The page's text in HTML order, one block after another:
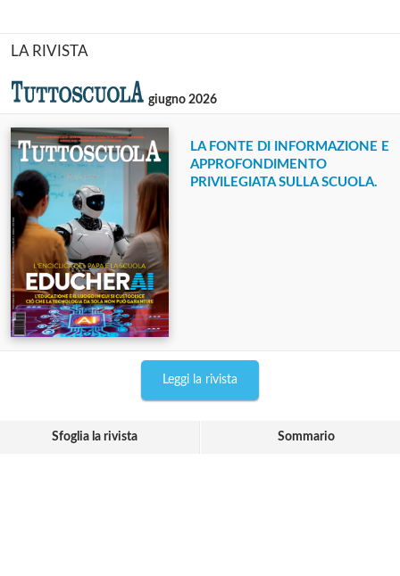
LA RIVISTA
giugno 2026
LA FONTE DI INFORMAZIONE E
APPROFONDIMENTO
PRIVILEGIATA SULLA SCUOLA.
Leggi la rivista
Sfoglia la rivista Sommario